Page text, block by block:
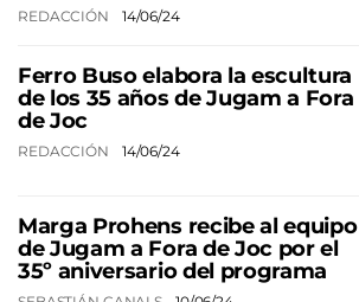
REDACCIÓN 14/06/24
Ferro Buso elabora la escultura
de los 35 años de Jugam a Fora
de Joc
REDACCIÓN 14/06/24
Marga Prohens recibe al equipo
de Jugam a Fora de Joc por el
35º aniversario del programa